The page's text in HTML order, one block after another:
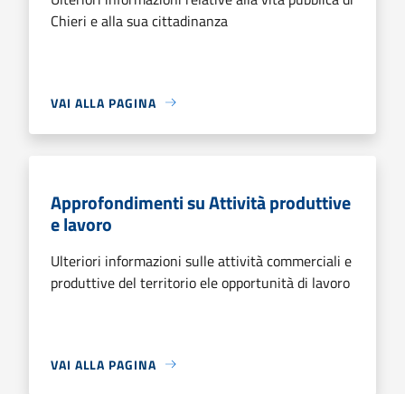
Chieri e alla sua cittadinanza
VAI ALLA PAGINA
Approfondimenti su Attività produttive
e lavoro
Ulteriori informazioni sulle attività commerciali e
produttive del territorio ele opportunità di lavoro
VAI ALLA PAGINA